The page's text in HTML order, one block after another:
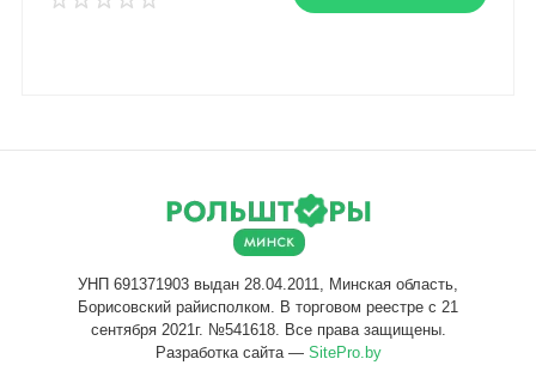
Разработка сайта — SitePro.by